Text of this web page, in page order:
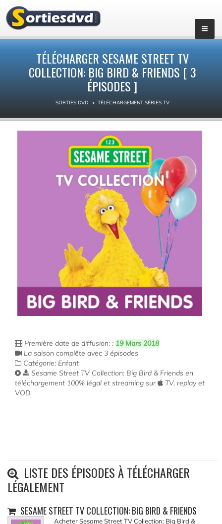
TÉLÉCHARGER SESAME STREET TV
COLLECTION: BIG BIRD & FRIENDS [ 3
ÉPISODES ]
SORTIES DVD TÉLÉCHARGEMENT SÉRIES TV
Première date de diffusion: : 19 Mars 2018
La saison complête avec 3 épisodes
Catégorie: Enfant
Sesame Street TV Collection: Big Bird & Friends en
téléchargement 100% légal et streaming sur
TV, replay et
VOD.
LISTE DES ÉPISODES À TÉLÉCHARGER
LÉGALEMENT
SESAME STREET TV COLLECTION: BIG BIRD & FRIENDS
Acheter Sesame Street TV Collection: Big Bird &